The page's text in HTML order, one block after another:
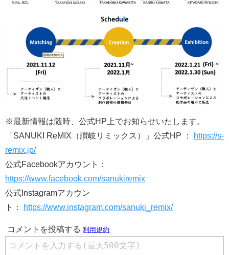
※最新情報は随時、公式HP上でお知らせいたします。
「SANUKI ReMIX（讃岐リミックス）」公式HP ：
https://s-
remix.jp/
公式Facebookアカウント：
https://www.facebook.com/sanukiremix
公式Instagramアカウン
ト：
https://www.instagram.com/sanuki_remix/